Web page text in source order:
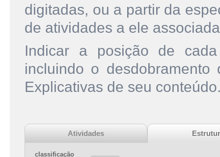
digitadas, ou a partir da
de atividades a ele
Indicar a posição de
incluindo o
Explicativas de seu
Atividades
classificação